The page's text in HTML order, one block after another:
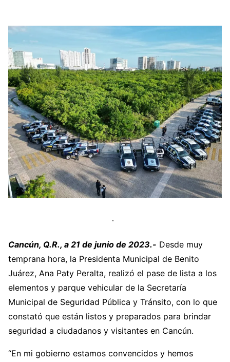
Cancún, Q.R., a 21 de junio de 2023.- Desde muy
temprana hora, la Presidenta Municipal de Benito
Juárez, Ana Paty Peralta, realizó el pase de lista a los
elementos y parque vehicular de la Secretaría
Municipal de Seguridad Pública y Tránsito, con lo que
constató que están listos y preparados para brindar
seguridad a ciudadanos y visitantes en Cancún.
“En mi gobierno estamos convencidos y hemos